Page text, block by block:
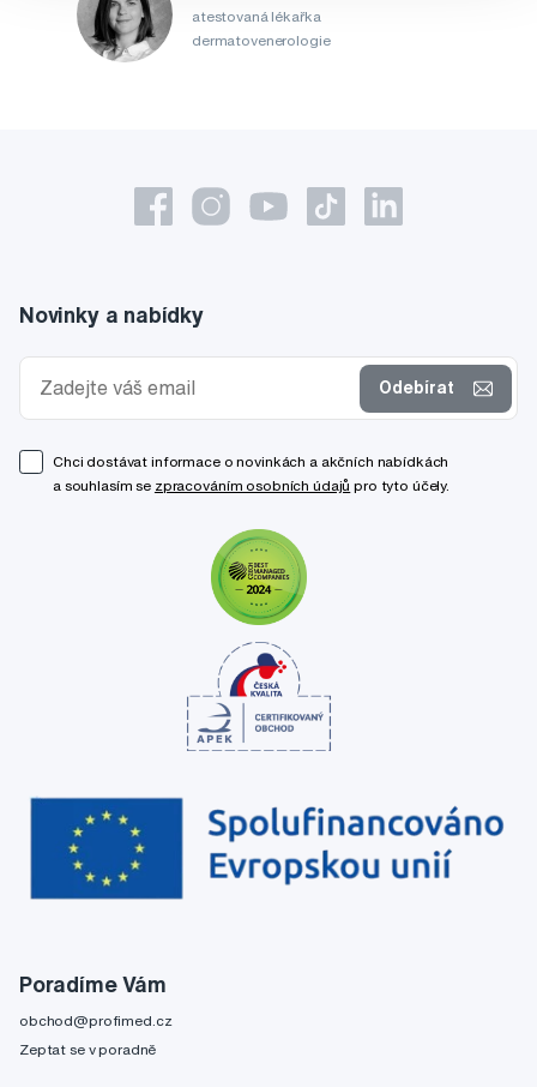
atestovaná lékařka
dermatovenerologie
Poradíme Vám
obchod@profimed.cz
Zeptat se v poradně
Novinky a nabídky
Odebírat
Chci dostávat informace o novinkách a akčních nabídkách
a souhlasím se zpracováním osobních údajů pro tyto účely.